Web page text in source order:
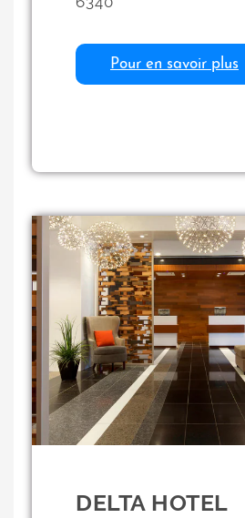
Pour en savoir plus
DELTA HOTEL